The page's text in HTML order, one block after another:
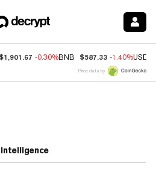
$1,901.67 -0.30%BNB $587.33 -1.40%USDC
Price data by